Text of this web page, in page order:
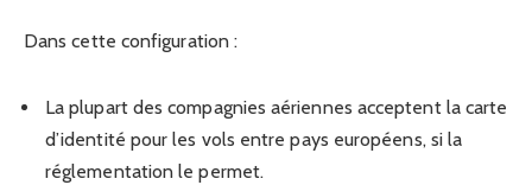
Dans cette configuration :
La plupart des compagnies aériennes acceptent la carte
d’identité pour les vols entre pays européens, si la
réglementation le permet.